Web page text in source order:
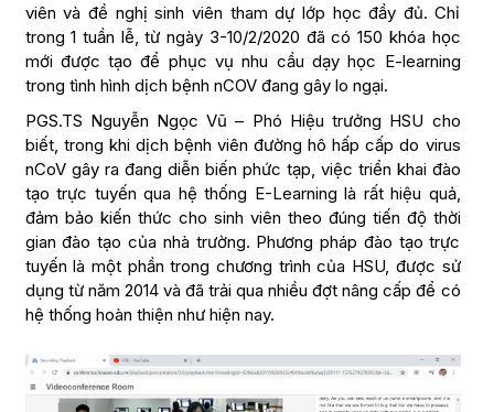
viên và đề nghị sinh viên tham dự lớp học đầy đủ. Chỉ
trong 1 tuần lễ, từ ngày 3-10/2/2020 đã có 150 khóa học
mới được tạo để phục vụ nhu cầu dạy học E-learning
trong tình hình dịch bệnh nCOV đang gây lo ngại.
PGS.TS Nguyễn Ngọc Vũ – Phó Hiệu trưởng HSU cho
biết, trong khi dịch bệnh viên đường hô hấp cấp do virus
nCoV gây ra đang diễn biến phức tạp, việc triển khai đào
tạo trực tuyến qua hệ thống E-Learning là rất hiệu quả,
đảm bảo kiến thức cho sinh viên theo đúng tiến độ thời
gian đào tạo của nhà trường. Phương pháp đào tạo trực
tuyến là một phần trong chương trình của HSU, được sử
dụng từ năm 2014 và đã trải qua nhiều đợt nâng cấp để có
hệ thống hoàn thiện như hiện nay.